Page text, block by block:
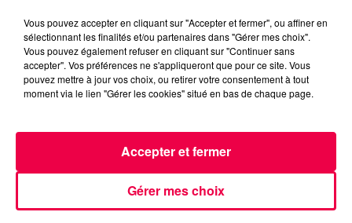
parcourt plusieurs États brésiliens, avant de se lancer
officiellement en solo à 18 ans. Son deuxième album
live,Gusttavo Lima e você, enregistré en juin 2011
devant 60 000 personnes à Patos de Minas — la ville
où il a grandi — va tout changer. Sur cet album figure
aussi connue sous le nom deBalada Boa, soit "une
bonne soirée". Les paroles racontent une scène de
drague toute simple — un gars qui veut emmener une
fille à une fête. Rien de révolutionnaire. Mais ce refrain,
ce "Tchê Tcherere Tchê Tchê" totalement absurde et
Vous pouvez accepter en cliquant sur "Accepter et fermer", ou affiner en
sélectionnant les finalités et/ou partenaires dans "Gérer mes choix".
Vous pouvez également refuser en cliquant sur "Continuer sans
accepter". Vos préférences ne s'appliqueront que pour ce site. Vous
pouvez mettre à jour vos choix, ou retirer votre consentement à tout
moment via le lien "Gérer les cookies" situé en bas de chaque page.
Gérer mes choix
Accepter et fermer